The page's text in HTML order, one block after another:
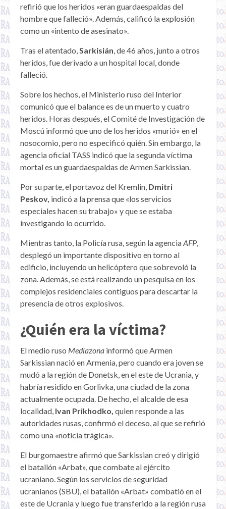
refirió que los heridos «eran guardaespaldas del
hombre que falleció». Además, calificó la explosión
como un «intento de asesinato».
Tras el atentado,Sarkisián, de 46 años, junto a otros
heridos, fue derivado a un hospital local, donde
falleció.
Sobre los hechos, el Ministerio ruso del Interior
comunicó que el balance es de un muerto y cuatro
heridos. Horas después, el Comité de Investigación de
Moscú informó que uno de los heridos «murió» en el
nosocomio, pero no especificó quién. Sin embargo, la
agencia oficial TASS indicó que la segunda víctima
mortal es un guardaespaldas de Armen Sarkissian.
Por su parte, el portavoz del Kremlin, Dmitri
Peskov, indicó a la prensa que «los servicios
especiales hacen su trabajo» y que se estaba
investigando lo ocurrido.
Mientras tanto, la Policía rusa, según la agenciaAFP,
desplegó un importante dispositivo en torno al
edificio, incluyendo un helicóptero que sobrevoló la
zona. Además, se está realizando un pesquisa en los
complejos residenciales contiguos para descartar la
presencia de otros explosivos.
¿Quién era la víctima?
El medio ruso Mediazona informó que Armen
Sarkissian nació en Armenia, pero cuando era joven se
mudó a la región de Donetsk, en el este de Ucrania, y
habría residido en Gorlivka, una ciudad de la zona
actualmente ocupada. De hecho, el alcalde de esa
localidad, Ivan Prikhodko, quien responde a las
autoridades rusas, confirmó el deceso, al que se refirió
como una «noticia trágica».
El burgomaestre afirmó que Sarkissian creó y dirigió
el batallón «Arbat», que combate al ejército
ucraniano. Según los servicios de seguridad
ucranianos (SBU), el batallón «Arbat» combatió en el
este de Ucrania y luego fue transferido a la región rusa